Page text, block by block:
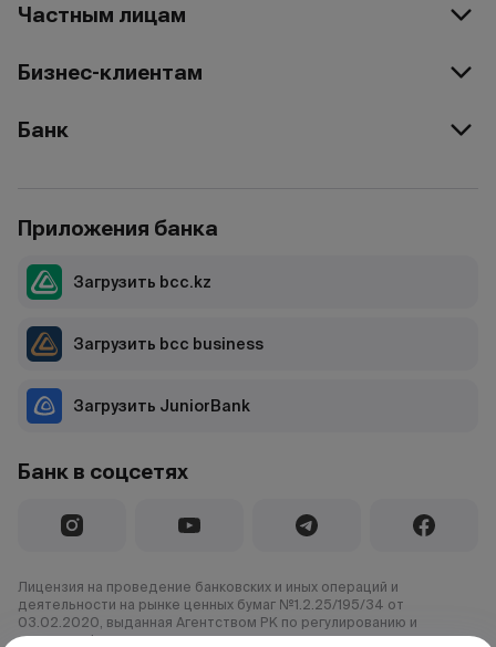
Частным лицам
Бизнес-клиентам
Банк
Банк в соцсетях
Приложения банка
Загрузить bcc.kz
Загрузить bcc business
Загрузить JuniorBank
Лицензия на проведение банковских и иных операций и
деятельности на рынке ценных бумаг №1.2.25/195/34 от
03.02.2020, выданная Агентством РК по регулированию и
развитию финансового рынка.